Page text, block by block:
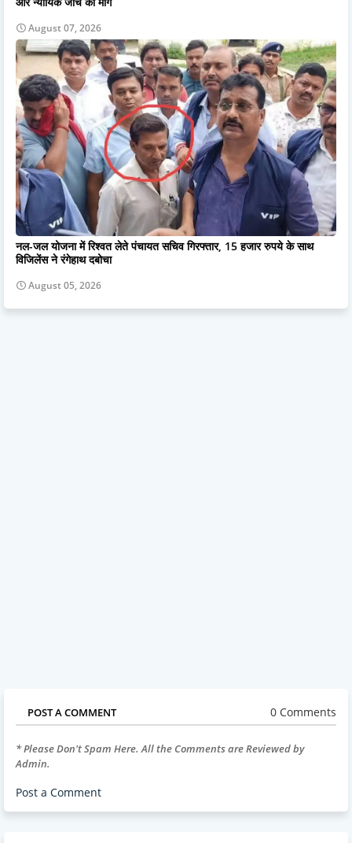
August 07, 2026
नल-जल योजना में रिश्वत लेते पंचायत सचिव गिरफ्तार, 15 हजार रुपये के साथ
विजिलेंस ने रंगेहाथ दबोचा
August 05, 2026
POST A COMMENT 0 Comments
* Please Don't Spam Here. All the Comments are Reviewed by
Admin.
Post a Comment